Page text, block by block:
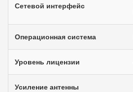
Сетевой интерфейс
Операционная система
Уровень лицензии
Усиление антенны